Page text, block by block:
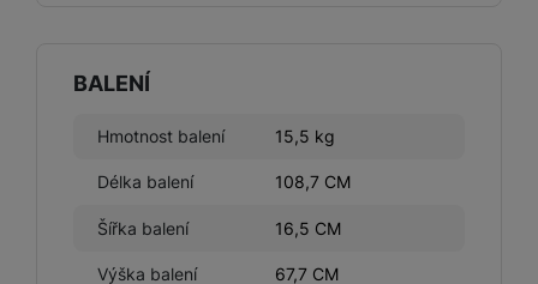
BALENÍ
Hmotnost balení 15,5 kg
Délka balení 108,7 CM
Šířka balení 16,5 CM
Výška balení 67,7 CM